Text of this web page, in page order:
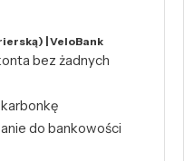
| VeloBank
bez żadnych
do bankowości